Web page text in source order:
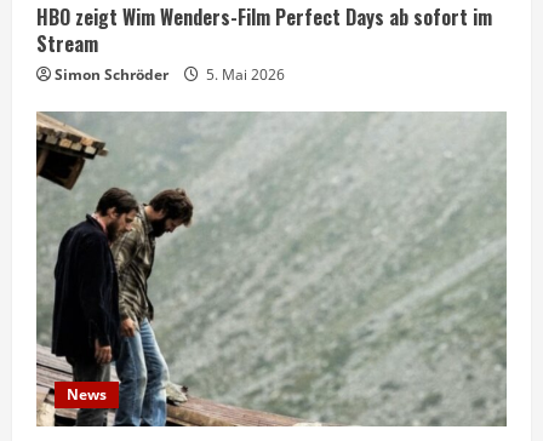
HBO zeigt Wim Wenders-Film Perfect Days ab sofort im
Stream
Simon Schröder 5. Mai 2026
News